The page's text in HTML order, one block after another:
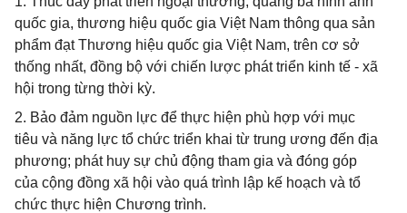
quốc gia, thương hiệu quốc gia Việt Nam thông qua sản
phẩm đạt Thương hiệu quốc gia Việt Nam, trên cơ sở
thống nhất, đồng bộ với chiến lược phát triển kinh tế - xã
hội trong từng thời kỳ.
2. Bảo đảm nguồn lực để thực hiện phù hợp với mục
tiêu và năng lực tổ chức triển khai từ trung ương đến địa
phương; phát huy sự chủ động tham gia và đóng góp
của cộng đồng xã hội vào quá trình lập kế hoạch và tổ
chức thực hiện Chương trình.